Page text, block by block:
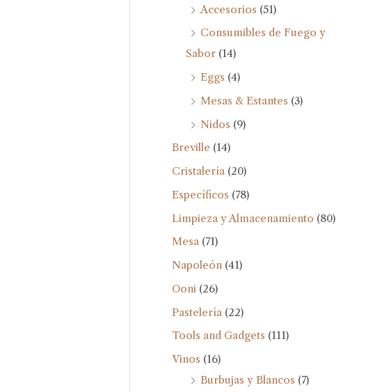
Accesorios (51)
Consumibles de Fuego y
Sabor (14)
Eggs (4)
Mesas & Estantes (3)
Nidos (9)
Breville (14)
Cristalería (20)
Específicos (78)
Limpieza y Almacenamiento (80)
Mesa (71)
Napoleón (41)
Ooni (26)
Pastelería (22)
Tools and Gadgets (111)
Vinos (16)
Burbujas y Blancos (7)